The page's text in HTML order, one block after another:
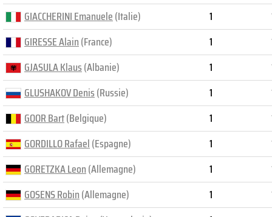
GIACCHERINI Emanuele(Italie)
GIRESSE Alain(France)
GJASULA Klaus(Albanie)
GLUSHAKOV Denis(Russie)
GOOR Bart(Belgique)
GORDILLO Rafael(Espagne)
GORETZKA Leon(Allemagne)
GOSENS Robin(Allemagne)
1
1
1
1
1
1
1
1